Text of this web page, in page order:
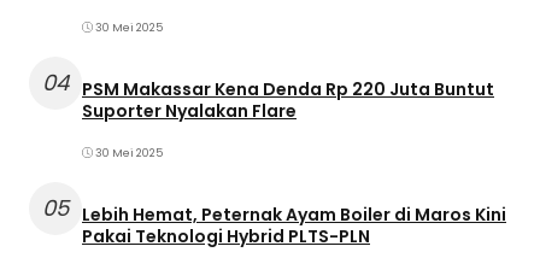
30 Mei 2025
04 PSM Makassar Kena Denda Rp 220 Juta Buntut
Suporter Nyalakan Flare
30 Mei 2025
05 Lebih Hemat, Peternak Ayam Boiler di Maros Kini
Pakai Teknologi Hybrid PLTS-PLN